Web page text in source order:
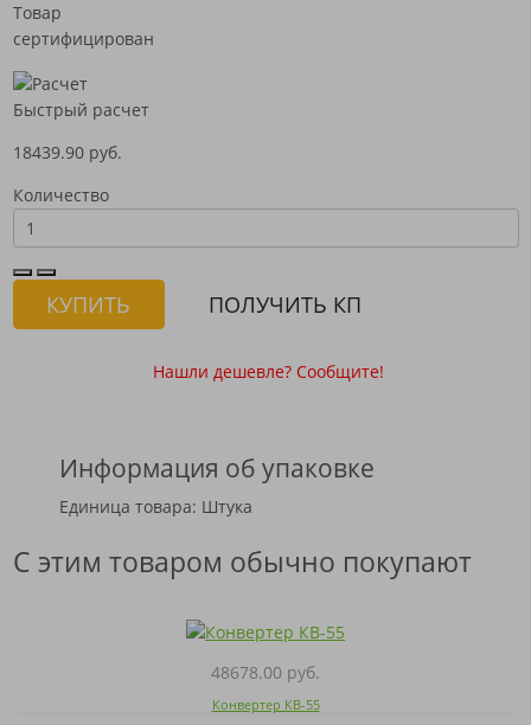
Товар
сертифицирован
Быстрый расчет
18439.90 руб.
Количество
КУПИТЬ ПОЛУЧИТЬ КП
Нашли дешевле? Сообщите!
Информация об упаковке
Единица товара: Штука
С этим товаром обычно покупают
48678.00 руб.
Конвертер КВ-55